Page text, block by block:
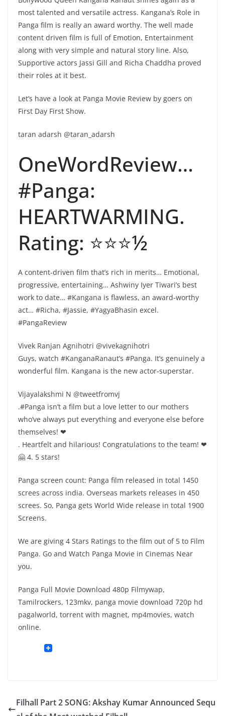
most talented and versatile actress. Kangana’s Role in
Panga film is really an award worthy. The well made
content driven film is full of Emotion, Entertainment
along with very simple and natural story line. Also,
Supportive actors Jassi Gill and Richa Chaddha proved
their roles at it best.
Let’s have a look at Panga Movie Review by goers on
First Day First Show.
taran adarsh @taran_adarsh
OneWordReview…
#Panga:
HEARTWARMING.
Rating: ⭐️⭐️⭐️½
A content-driven film that’s rich in merits… Emotional,
progressive, entertaining… Ashwiny Iyer Tiwari’s best
work to date… #Kangana is flawless, an award-worthy
act… #Richa, #Jassie, #YagyaBhasin excel.
#PangaReview
Vivek Ranjan Agnihotri @vivekagnihotri
Guys, watch #KanganaRanaut’s #Panga. It’s genuinely a
wonderful film. Kangana is the new actor-superstar.
Vijayalakshmi N @tweetfromvj
.#Panga isn’t a film but a love letter to our mothers
who’ve always put everything and everyone else before
themselves! ❤
. Heartfelt and hilarious! Congratulations to the team! ❤
🤗 4. 5 stars!
Panga screen count: Panga film released in total 1450
screes across india. Overseas markets releases in 450
screes. So, Panga gets World Wide release in total 1900
Screens.
We are giving 4 Stars Ratings to the film out of 5 to Film
Panga. Go and Watch Panga Movie in Cinemas Near
you.
Panga Full Movie Download 480p Filmywap,
Tamilrockers, 123mkv, panga movie download 720p hd
pagalworld, torrent with magnet, mp4movies, watch
online.
Filhall Part 2 SONG: Akshay Kumar Announced Sequ